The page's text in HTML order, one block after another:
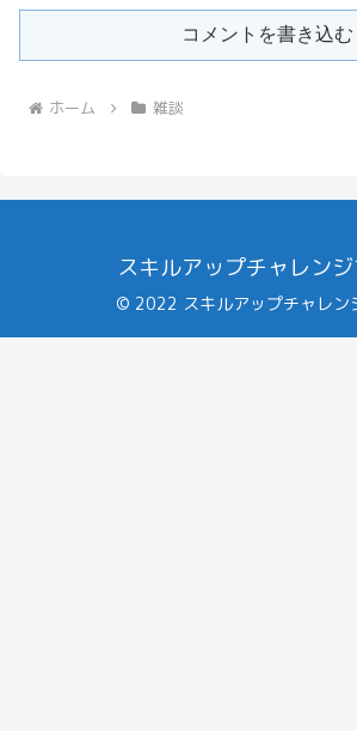
コメントを書き込む
ホーム 雑談
スキルアップチャレン
© 2022 スキルアップチャレン